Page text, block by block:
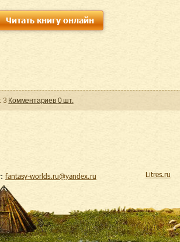
Читать книгу онлайн
3 Комментариев 0шт.
fantasy-worlds.ru@yandex.ru
Litres.ru